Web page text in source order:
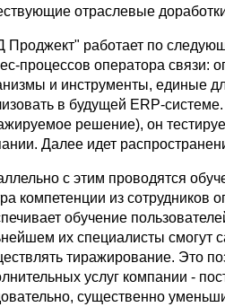
отраслевые
работает по
процессов оператора связи:
и инструменты, единые
в будущей ERP-
решение), он
Далее идет
с этим проводятся
компетенции из сотрудников
обучение
их специалисты смогут
тиражирование. Это
услуг компании -
существенно